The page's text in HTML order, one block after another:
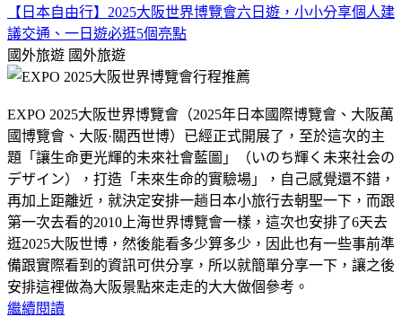
【日本自由行】2025大阪世界博覽會六日遊，小小分享個人建
議交通、一日遊必逛5個亮點
國外旅遊 國外旅遊
EXPO 2025大阪世界博覽會（2025年日本國際博覽會、大阪萬
國博覽會、大阪·關西世博）已經正式開展了，至於這次的主
題「讓生命更光輝的未來社會藍圖」（いのち輝く未来社会の
デザイン），打造「未來生命的實驗場」，自己感覺還不錯，
再加上距離近，就決定安排一趟日本小旅行去朝聖一下，而跟
第一次去看的2010上海世界博覽會一樣，這次也安排了6天去
逛2025大阪世博，然後能看多少算多少，因此也有一些事前準
備跟實際看到的資訊可供分享，所以就簡單分享一下，讓之後
安排這裡做為大阪景點來走走的大大做個參考。
繼續閱讀